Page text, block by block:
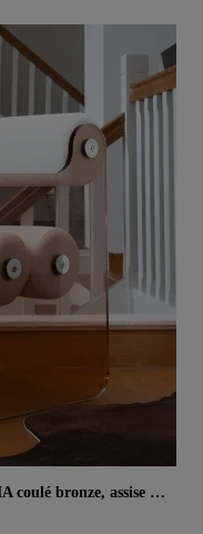
Chaise design MW04 – Parois en PMMA coulé bronze, assise en mousse